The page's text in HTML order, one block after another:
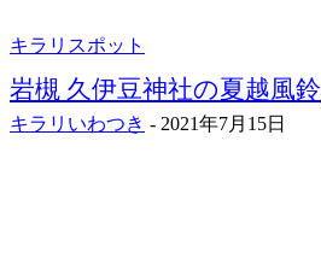
キラリスポット
岩槻 久伊豆神社の夏越風鈴
キラリいわつき - 2021年7月15日